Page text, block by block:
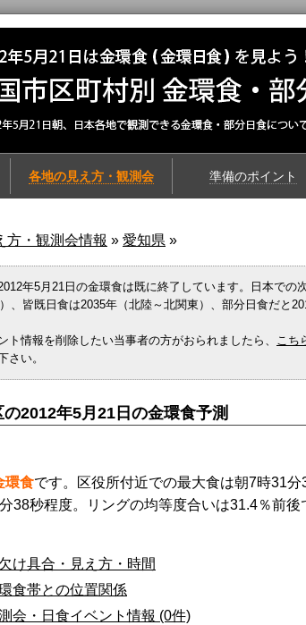
各地の見え方・観測会 準備のポイント
方・観測会情報 » 愛知県 »
年5月21日の金環食は既に終了しています。日本での
、皆既日食は2035年（北陸～北関東）、部分日食だと
ト情報を削除したい当事者の方がおられましたら、 こち
さい。
の2012年5月21日の金環食予測
環食です。区役所付近での最大食は朝7時31分
38秒程度。リングの均等度合いは31.4％前後
け具合・見え方・時間
食帯との位置関係
会・日食イベント情報 (0件)